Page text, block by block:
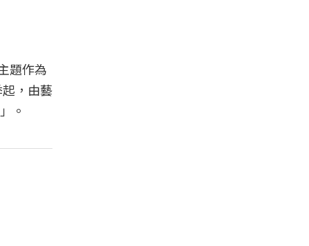
題作為
，由藝
。